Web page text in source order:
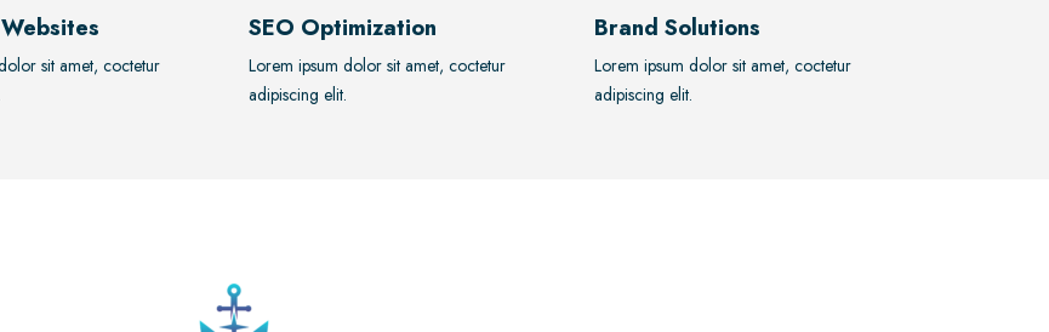
sit amet, coctetur
SEO Optimization
Lorem ipsum dolor sit amet, coctetur
adipiscing elit.
Brand Solutions
Lorem ipsum dolor sit amet, coctetur
adipiscing elit.